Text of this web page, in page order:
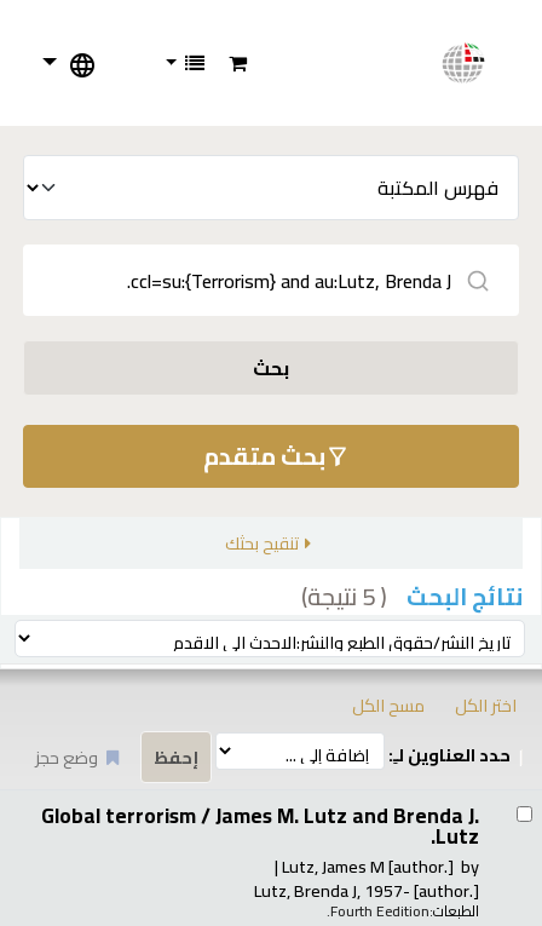
بحث
بحث متقدم
تنقيح بحثك
نتائج البحث ( 5 نتيجة)
ترتيب بواسطة:
اختر الكل
مسح الكل
حدد العناوين لـِ:
وضع حجز
Global terrorism /James M. Lutz and Brenda J.
Lutz.
by
Lutz, James M[author.]
Lutz, Brenda J, 1957-[author.]
الطبعات:Fourth Eedition.